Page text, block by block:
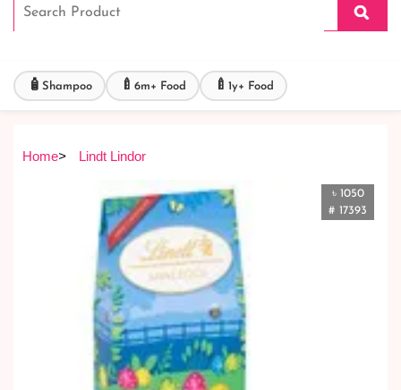
🧴 Shampoo 🍼 6m+ Food 🍼 1y+ Food
Home> Lindt Lindor
৳ 1050
# 17393